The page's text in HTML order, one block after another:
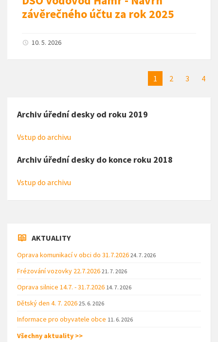
závěrečného účtu za rok 2025
10. 5. 2026
1 2 3 4
Archiv úřední desky od roku 2019
Vstup do archivu
Archiv úřední desky do konce roku 2018
Vstup do archivu
AKTUALITY
Oprava komunikací v obci do 31.7.2026 24. 7. 2026
Frézování vozovky 22.7.2026 21. 7. 2026
Oprava silnice 14.7. - 31.7.2026 14. 7. 2026
Dětský den 4. 7. 2026 25. 6. 2026
Informace pro obyvatele obce 11. 6. 2026
Všechny aktuality >>